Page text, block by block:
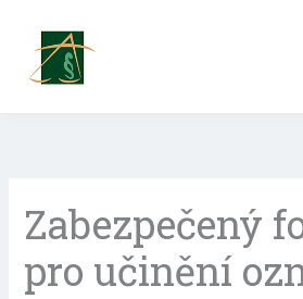
obsah
Zabezpečený
pro učinění